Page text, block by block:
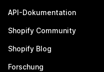
API-Dokumentation
Shopify Community
Shopify Blog
Forschung